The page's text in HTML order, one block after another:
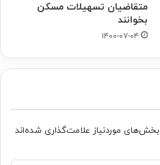
متقاضیان تسهیلات مسکن
بخوانند
۱۴۰۰-۰۷-۰۴
بخش‌های موردنیاز علامت‌گذاری شده‌اند